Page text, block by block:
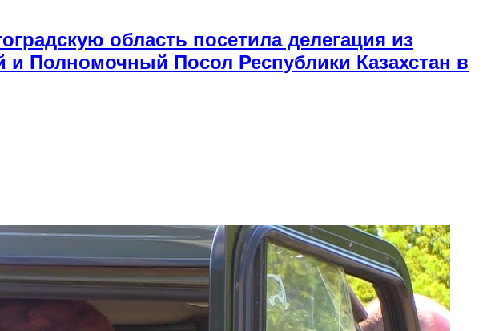
область посетила делегация из
и Полномочный Посол Республики Казахстан в